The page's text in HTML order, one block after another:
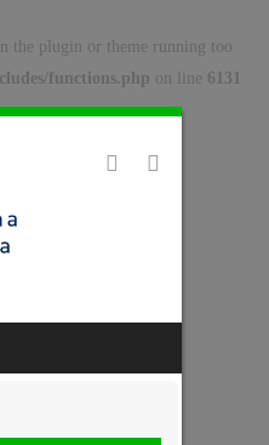
the plugin or theme running too
functions.php on line 6131